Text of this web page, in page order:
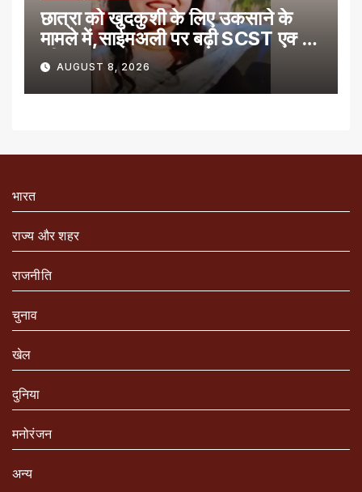
छात्रा को खुदकुशी के लिए उकसाने के
मामले में,साईमअली पर बढ़ी SCST एक्ट
की धारा
AUGUST 8, 2026
भारत
राज्य और शहर
राजनीति
चुनाव
खेल
दुनिया
मनोरंजन
अन्य